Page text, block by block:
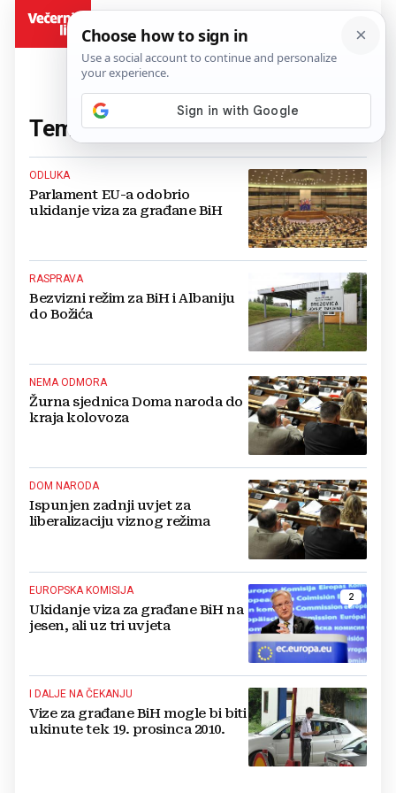
Tema:vize(66 članaka)
ODLUKA
Parlament EU-a odobrio
ukidanje viza za građane BiH
RASPRAVA
Bezvizni režim za BiH i Albaniju
do Božića
NEMA ODMORA
Žurna sjednica Doma naroda do
kraja kolovoza
DOM NARODA
Ispunjen zadnji uvjet za
liberalizaciju viznog režima
2
EUROPSKA KOMISIJA
Ukidanje viza za građane BiH na
jesen, ali uz tri uvjeta
I DALJE NA ČEKANJU
Vize za građane BiH mogle bi biti
ukinute tek 19. prosinca 2010.